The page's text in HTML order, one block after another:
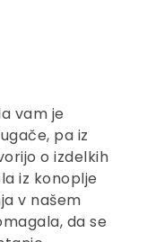
vam je
pa iz
o izdelkih
iz konoplje
v našem
da se